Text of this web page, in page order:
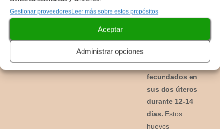
Gestionar proveedoresLeer más sobre estos propósitos
Aceptar
Administrar opciones
Después del
zarigüeya
los huevos
fecundados en
sus dos úteros
durante 12-14
días. Estos
huevos